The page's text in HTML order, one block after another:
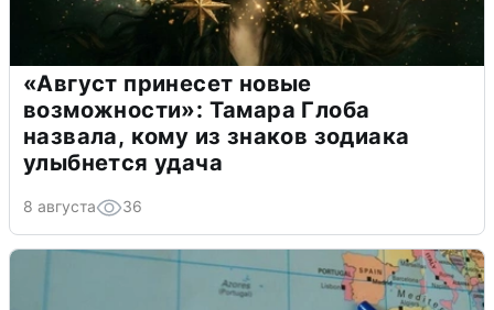
«Август принесет новые
возможности»: Тамара Глоба
назвала, кому из знаков зодиака
улыбнется удача
8 августа 36